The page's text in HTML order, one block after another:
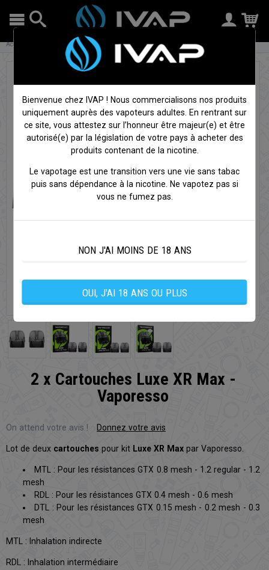
Accueil Cigarettes électroniques Clearomiseurs 2 x Cartouches Luxe XR Max -
2 x Cartouches Luxe XR Max -
Vaporesso
On attend votre avis ! Donnez votre avis
Lot de deux cartouches pour kit Luxe XR Max par Vaporesso.
MTL : Pour les résistances GTX 0.8 mesh - 1.2 regular - 1.2
mesh
RDL : Pour les résistances GTX 0.4 mesh - 0.6 mesh
DTL : Pour les résistances GTX 0.15 mesh - 0.2 mesh - 0.3
mesh
MTL : Inhalation indirecte
RDL : Inhalation intermédiaire
Bienvenue chez IVAP ! Nous commercialisons nos produits
uniquement auprès des vapoteurs adultes. En rentrant sur
ce site, vous attestez sur l’honneur être majeur(e) et être
autorisé(e) par la législation de votre pays à acheter des
produits contenant de la nicotine.
Le vapotage est une transition vers une vie sans tabac
puis sans dépendance à la nicotine. Ne vapotez pas si
vous ne fumez pas.
NON J'AI MOINS DE 18 ANS
OUI, J'AI 18 ANS OU PLUS